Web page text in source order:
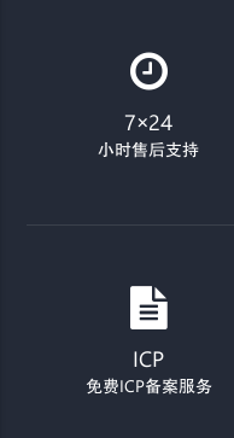
7×24
小时售后支持
ICP
免费ICP备案服务